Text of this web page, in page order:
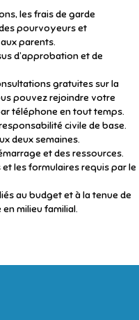
les frais de garde
pourvoyeurs et
parents.
d’approbation et de
gratuites sur la
pouvez rejoindre votre
téléphone en tout temps.
civile de base.
deux semaines.
et des ressources.
les formulaires requis par le
au budget et à la tenue de
milieu familial.